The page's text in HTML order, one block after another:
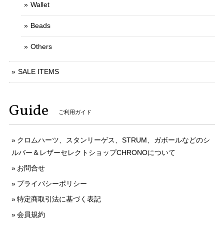
Wallet
Beads
Others
SALE ITEMS
Guide ご利用ガイド
クロムハーツ、スタンリーゲス、STRUM、ガボールなどのシ
ルバー＆レザーセレクトショップCHRONOについて
お問合せ
プライバシーポリシー
特定商取引法に基づく表記
会員規約